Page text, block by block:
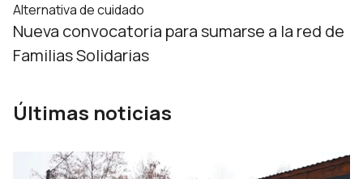
Alternativa de cuidado
Nueva convocatoria para sumarse a la red de
Familias Solidarias
Últimas noticias